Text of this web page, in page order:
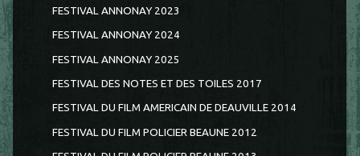
FESTIVAL ANNONAY 2023
FESTIVAL ANNONAY 2024
FESTIVAL ANNONAY 2025
FESTIVAL DES NOTES ET DES TOILES 2017
FESTIVAL DU FILM AMERICAIN DE DEAUVILLE 2014
FESTIVAL DU FILM POLICIER BEAUNE 2012